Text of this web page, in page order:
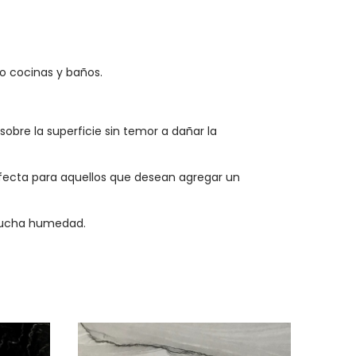
cocinas y baños.
la superficie sin temor a dañar la
para aquellos que desean agregar un
humedad.